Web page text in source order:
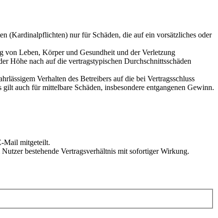
(Kardinalpflichten) nur für Schäden, die auf ein vorsätzliches oder
von Leben, Körper und Gesundheit und der Verletzung
Höhe nach auf die vertragstypischen Durchschnittsschäden
Verhalten des Betreibers auf die bei Vertragsschluss
auch für mittelbare Schäden, insbesondere entgangenen Gewinn.
Mail mitgeteilt.
bestehende Vertragsverhältnis mit sofortiger Wirkung.